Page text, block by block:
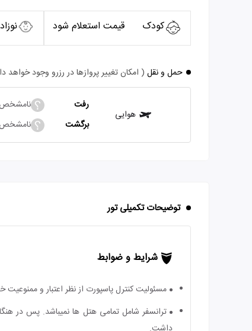
کودک قیمت استعلام شود نوزاد
حمل و نقل ( امکان تغییر پروازها در رزرو وجود
هوایی
رفت
برگشت
توضیحات تکمیلی تور
شرایط و ضوابط
مسئولیت کنترل پاسپورت از نظر اعتبار و ممنوعیت
ترانسفر شامل تمامی هتل ها نمیباشد. پس در